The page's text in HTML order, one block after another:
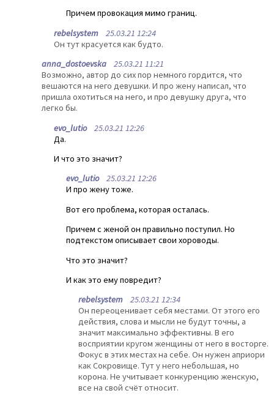
Причем провокация мимо границ.
rebelsystem 25.03.21 12:24
Он тут красуется как будто.
anna_dostoevska 25.03.21 11:21
Возможно, автор до сих пор немного гордится, что
вешаются на него девушки. И про жену написал, что
пришла охотиться на него, и про девушку друга, что
легко бы.
evo_lutio25.03.21 12:26
Да.
И что это значит?
evo_lutio25.03.21 12:26
И про жену тоже.
Вот его проблема, которая осталась.
Причем с женой он правильно поступил. Но
подтекстом описывает свои хороводы.
Что это значит?
И как это ему повредит?
rebelsystem 25.03.21 12:34
Он переоценивает себя местами. От этого его
действия, слова и мысли не будут точны, а
значит максимально эффективны. В его
восприятии кругом женщины от него в восторге.
Фокус в этих местах на себе. Он нужен априори
как Сокровище. Тут у него небольшая, но
корона. Не учитывает конкуренцию женскую,
все на свой счёт относит.